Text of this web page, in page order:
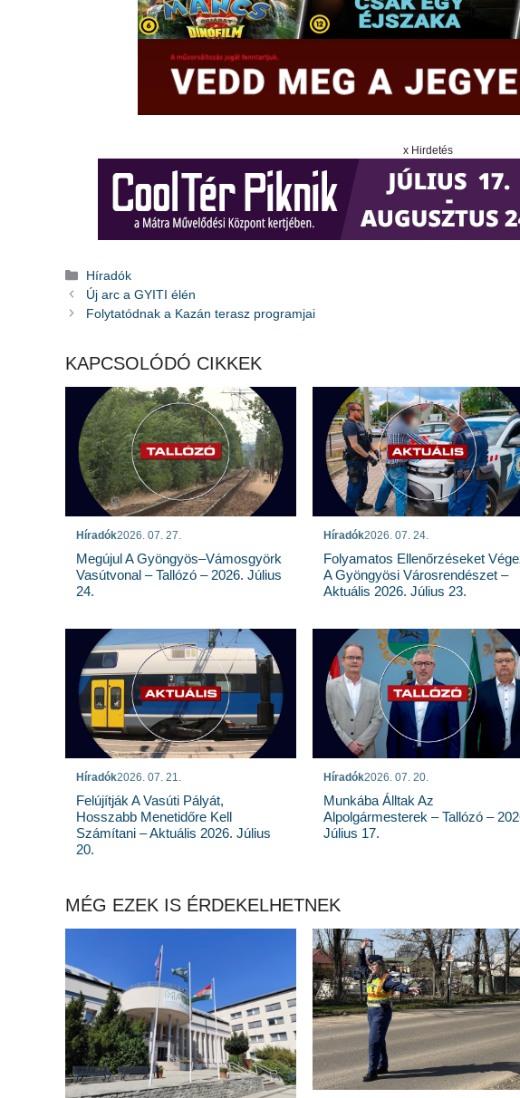
x Hirdetés
Kategória
Híradók
Új arc a GYITI élén
Folytatódnak a Kazán terasz programjai
KAPCSOLÓDÓ CIKKEK
Híradók2026. 07. 27.
Megújul A Gyöngyös–Vámosgyörk
Vasútvonal – Tallózó – 2026. Július
24.
Híradók2026. 07. 24.
Folyamatos Ellenőrzéseket
A Gyöngyösi Városrendészet –
Aktuális 2026. Július 23.
Híradók2026. 07. 21.
Felújítják A Vasúti Pályát,
Hosszabb Menetidőre Kell
Számítani – Aktuális 2026. Július
20.
Híradók2026. 07. 20.
Munkába Álltak Az
Alpolgármesterek – Tallózó –
Július 17.
MÉG EZEK IS ÉRDEKELHETNEK